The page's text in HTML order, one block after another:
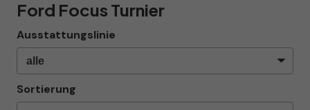
Ford Focus Turnier
Ausstattungslinie
Sortierung